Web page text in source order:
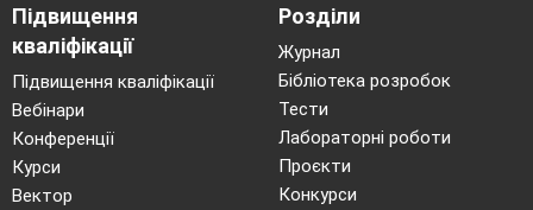
Підвищення
кваліфікації
Підвищення кваліфікації
Вебінари
Конференції
Курси
Вектор
Розділи
Журнал
Бібліотека розробок
Тести
Лабораторні роботи
Проєкти
Конкурси